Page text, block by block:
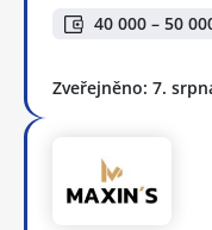
40 000 – 50
Zveřejněno: 7.